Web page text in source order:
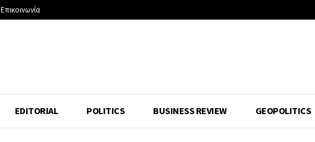
Επικοινωνία
EDITORIAL POLITICS BUSINESS REVIEW GEOPOLITICS